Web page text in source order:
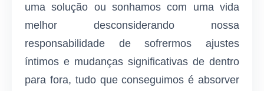
uma solução ou sonhamos com uma vida
melhor desconsiderando nossa
responsabilidade de sofrermos ajustes
íntimos e mudanças significativas de dentro
para fora, tudo que conseguimos é absorver